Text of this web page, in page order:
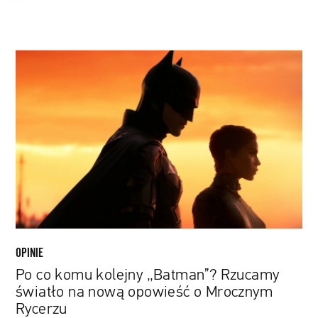
Rzucamy
światło
nową
opowieść
o
Mrocznym
OPINIE
Po co komu kolejny „Batman”? Rzucamy
światło na nową opowieść o Mrocznym
Rycerzu